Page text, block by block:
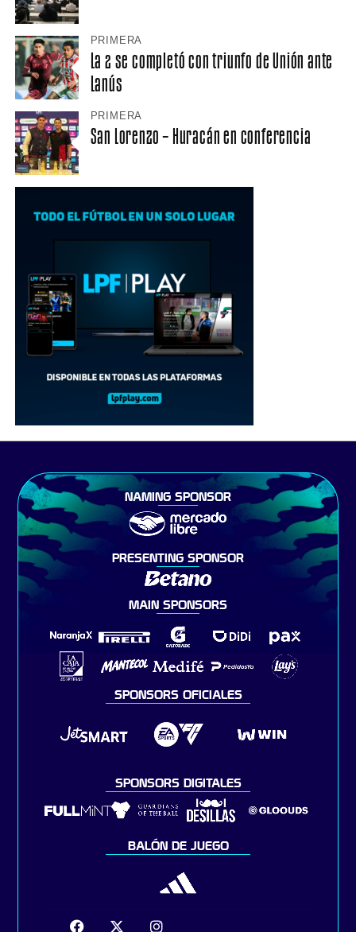
PRIMERA
La 2 se completó con triunfo de Unión ante
Lanús
PRIMERA
San Lorenzo – Huracán en conferencia
NAMING SPONSOR
PRESENTING SPONSOR
MAIN SPONSORS
SPONSORS OFICIALES
SPONSORS DIGITALES
BALÓN DE JUEGO